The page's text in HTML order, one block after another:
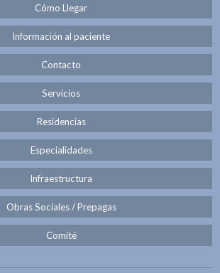
Cómo Llegar
Información al paciente
Contacto
Servicios
Residencias
Especialidades
Infraestructura
Obras Sociales / Prepagas
Comité